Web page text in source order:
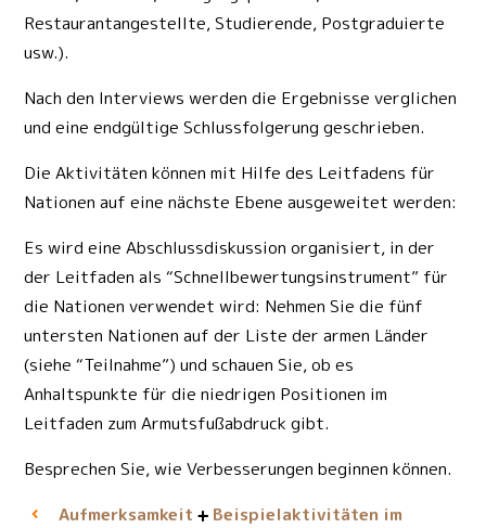
Restaurantangestellte, Studierende, Postgraduierte
usw.).
Nach den Interviews werden die Ergebnisse verglichen
und eine endgültige Schlussfolgerung geschrieben.
Die Aktivitäten können mit Hilfe des Leitfadens für
Nationen auf eine nächste Ebene ausgeweitet werden:
Es wird eine Abschlussdiskussion organisiert, in der
der Leitfaden als “Schnellbewertungsinstrument” für
die Nationen verwendet wird: Nehmen Sie die fünf
untersten Nationen auf der Liste der armen Länder
(siehe “Teilnahme”) und schauen Sie, ob es
Anhaltspunkte für die niedrigen Positionen im
Leitfaden zum Armutsfußabdruck gibt.
Besprechen Sie, wie Verbesserungen beginnen können.
Aufmerksamkeit
Beispielaktivitäten im